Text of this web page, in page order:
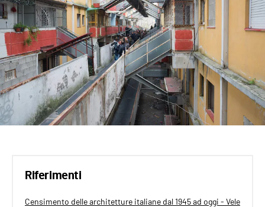
Riferimenti
Censimento delle architetture italiane dal 1945 ad oggi - Vele